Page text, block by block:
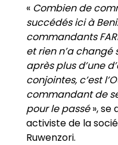
« Combien de
succédés ici à
commandants
et rien n’a changé
après plus d’une
conjointes, c’est
commandant de
pour le passé», se
activiste de la
Ruwenzori.